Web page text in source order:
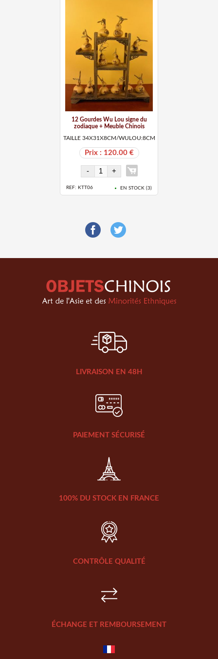
12 Gourdes Wu Lou signe du
zodiaque + Meuble Chinois
TAILLE 34X31X8CM/WULOU:8CM
Prix : 120.00 €
REF: KTT06 EN STOCK (3)
LIVRAISON EN 48H
PAIEMENT SÉCURISÉ
100% DU STOCK EN FRANCE
CONTRÔLE QUALITÉ
ÉCHANGE ET REMBOURSEMENT